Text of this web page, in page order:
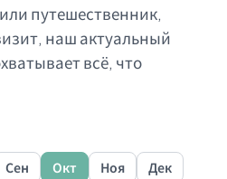
путешественник,
наш актуальный
всё, что
Сен Окт Ноя
Дек